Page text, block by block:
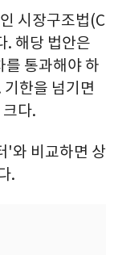
시장구조법(C
. 해당 법안은
를 통과해야 하
한을 넘기면
다.
'와 비교하면 상
.